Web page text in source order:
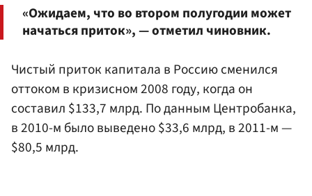
«Ожидаем, что во втором полугодии может
начаться приток», — отметил чиновник.
Чистый приток капитала в Россию сменился
оттоком в кризисном 2008 году, когда он
составил $133,7 млрд. По данным Центробанка,
в 2010-м было выведено $33,6 млрд, в 2011-м —
$80,5 млрд.